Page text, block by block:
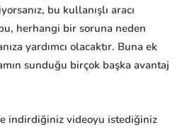
bu kullanışlı aracı
herhangi bir soruna neden
yardımcı olacaktır. Buna ek
sunduğu birçok başka avantaj
indirdiğiniz videoyu istediğiniz